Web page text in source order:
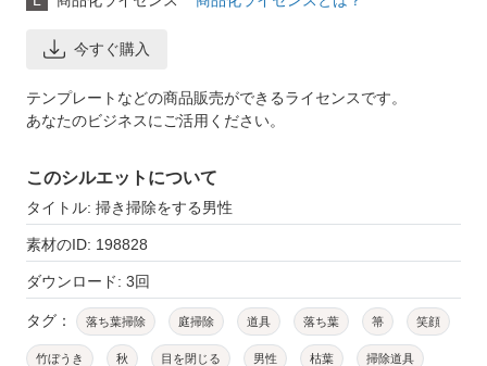
今すぐ購入
テンプレートなどの商品販売ができるライセンスです。
あなたのビジネスにご活用ください。
このシルエットについて
タイトル: 掃き掃除をする男性
素材のID: 198828
ダウンロード: 3回
タグ： 落ち葉掃除 庭掃除 道具 落ち葉 箒 笑顔
竹ぼうき 秋 目を閉じる 男性 枯葉 掃除道具